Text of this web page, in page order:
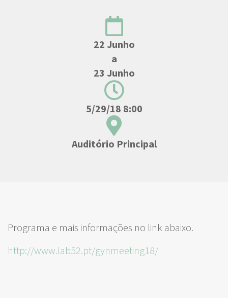
22 Junho
a
23 Junho
5/29/18 8:00
Auditório Principal
Programa e mais informações no link abaixo.
http://www.lab52.pt/gynmeeting18/